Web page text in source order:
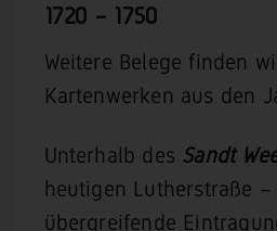
1720 – 1750
Weitere Belege finden
Kartenwerken aus den
Unterhalb des Sandt
heutigen Lutherstraße
übergreifende